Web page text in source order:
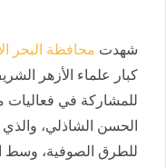
شهدت محافظة البحر
كبار علماء الأزهر
للمشاركة في فعاليات
الحسن الشاذلي،
للطرق الصوفية، وسط